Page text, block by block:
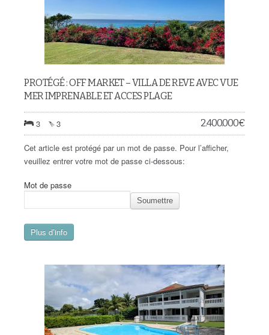
PROTÉGÉ : OFF MARKET – VILLA DE REVE AVEC VUE
MER IMPRENABLE ET ACCES PLAGE
3 3 2.400.000€
Cet article est protégé par un mot de passe. Pour l’afficher,
veuillez entrer votre mot de passe ci-dessous:
Mot de passe
Soumettre
Plus d’info